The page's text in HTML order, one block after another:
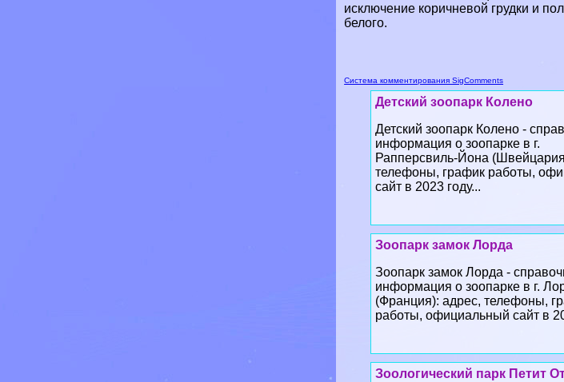
исключение коричневой грудки и
белого.
Система комментирования SigComments
Детский зоопарк Колено
Детский зоопарк Колено -
информация о зоопарке в г.
Рапперсвиль-Йона
телефоны, график работы,
сайт в 2023 году...
Зоопарк замок Лорда
Зоопарк замок Лорда -
информация о зоопарке в г.
(Франция): адрес, телефоны,
работы, официальный сайт в
Зоологический парк Петит